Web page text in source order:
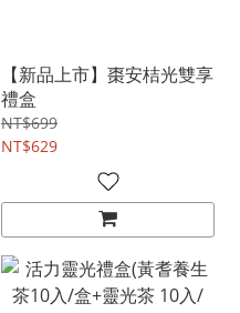
【新品上市】棗安桔光雙享
禮盒
NT$699
NT$629